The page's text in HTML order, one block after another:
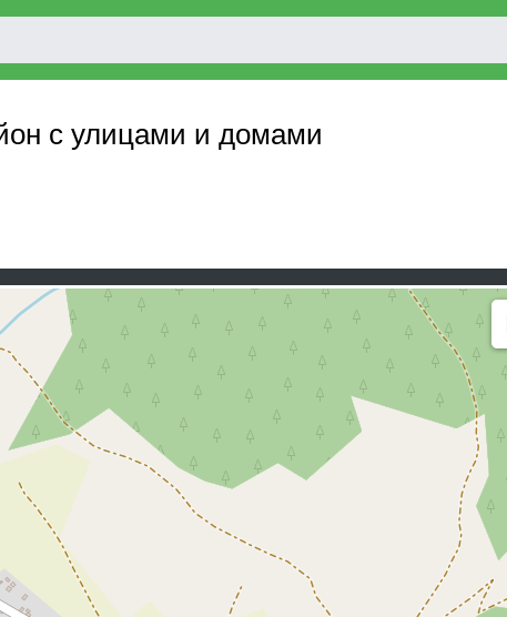
с улицами и домами